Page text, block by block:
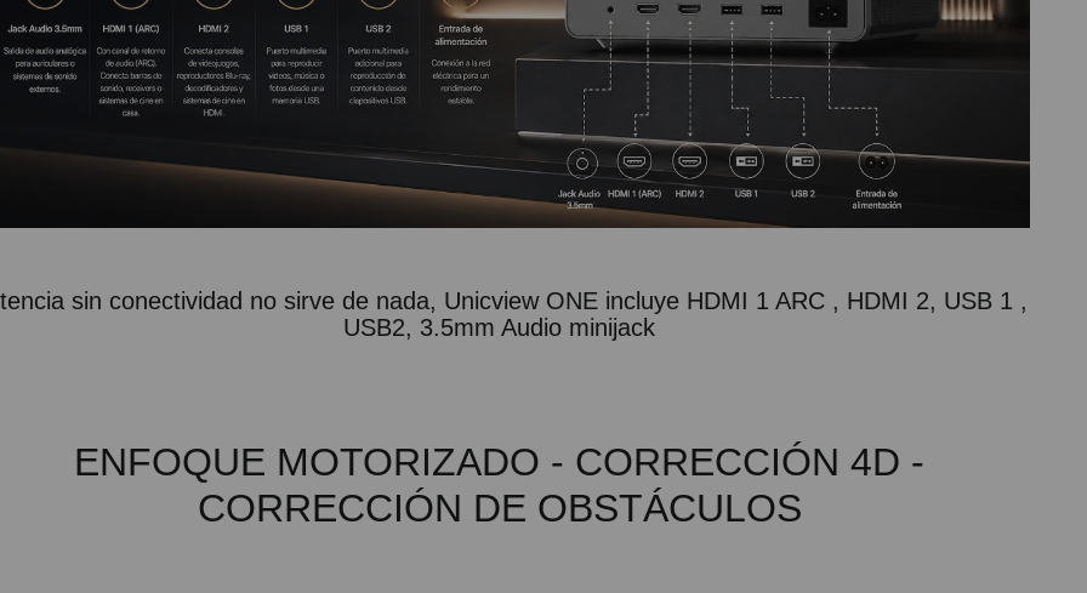
sin conectividad no sirve de nada, Unicview ONE incluye HDMI 1 ARC , HDMI 2, USB 1 ,
USB2, 3.5mm Audio minijack
ENFOQUE MOTORIZADO - CORRECCIÓN 4D -
CORRECCIÓN DE OBSTÁCULOS